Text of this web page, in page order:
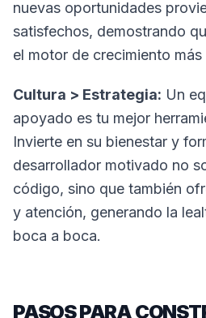
nuevas oportunidades
satisfechos, demostrando
el motor de crecimiento
Cultura > Estrategia: Un
apoyado es tu mejor
Invierte en su bienestar y
desarrollador motivado no
código, sino que también
y atención, generando la
boca a boca.
PASOS PARA